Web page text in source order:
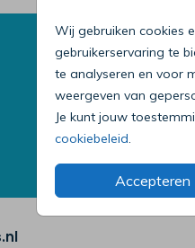
Wij gebruiken cookies
gebruikerservaring te
te analyseren en voor
weergeven van
Je kunt jouw
cookiebeleid
Accepteren
Bel onze
0318 - 72 51 23
Op werkdagen
Mailen mag ook: